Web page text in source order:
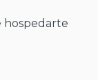
hospedarte